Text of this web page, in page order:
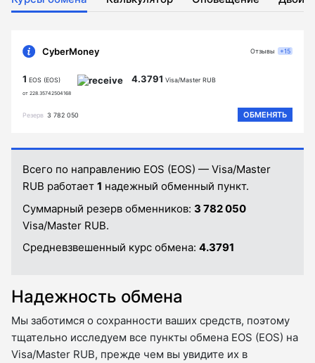
CyberMoney
1 EOS (EOS)
от 228.35742504168
4.3791 Visa/Master RUB
Резерв 3 782 050 ОБМЕНЯТЬ
Отзывы +15
Всего по направлению EOS (EOS) — Visa/Master
RUB работает 1 надежный обменный пункт.
Суммарный резерв обменников: 3 782 050
Visa/Master RUB.
Средневзвешенный курс обмена: 4.3791
Надежность обмена
Мы заботимся о сохранности ваших средств, поэтому
тщательно исследуем все пункты обмена EOS (EOS) на
Visa/Master RUB, прежде чем вы увидите их в